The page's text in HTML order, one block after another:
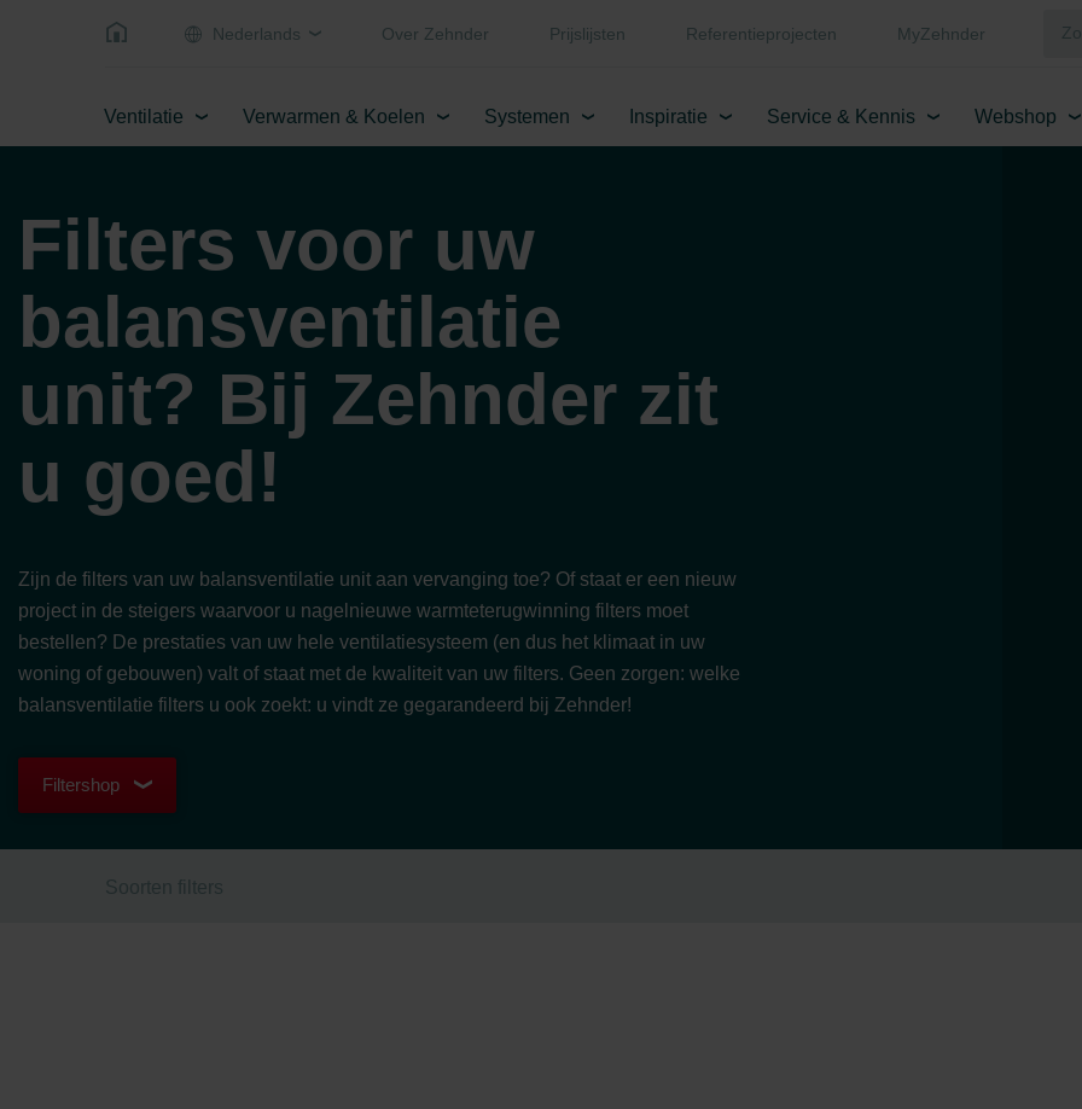
Nederlands Over Zehnder Prijslijsten Referentieprojecten MyZehnder
Ventilatie Verwarmen & Koelen Systemen Inspiratie Service & Kennis Webshop
Filters voor uw
balansventilatie
unit? Bij Zehnder zit
u goed!
Zijn de filters van uw balansventilatie unit aan vervanging toe? Of staat er een nieuw
project in de steigers waarvoor u nagelnieuwe warmteterugwinning filters moet
bestellen? De prestaties van uw hele ventilatiesysteem (en dus het klimaat in uw
woning of gebouwen) valt of staat met de kwaliteit van uw filters. Geen zorgen: welke
balansventilatie filters u ook zoekt: u vindt ze gegarandeerd bij Zehnder!
Filtershop
Soorten filters